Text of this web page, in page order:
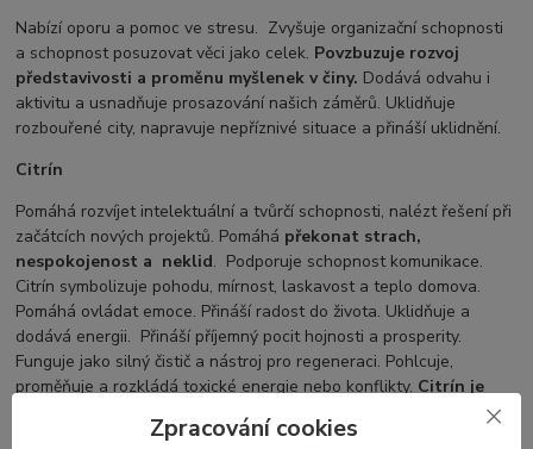
Nabízí oporu a pomoc ve stresu. Zvyšuje organizační schopnosti
a schopnost posuzovat věci jako celek. Povzbuzuje rozvoj
představivosti a proměnu myšlenek v činy. Dodává odvahu i
aktivitu a usnadňuje prosazování našich záměrů. Uklidňuje
rozbouřené city, napravuje nepříznivé situace a přináší uklidnění.
Citrín
Pomáhá rozvíjet intelektuální a tvůrčí schopnosti, nalézt řešení při
začátcích nových projektů. Pomáhá překonat strach,
nespokojenost a neklid. Podporuje schopnost komunikace.
Citrín symbolizuje pohodu, mírnost, laskavost a teplo domova.
Pomáhá ovládat emoce. Přináší radost do života. Uklidňuje a
dodává energii. Přináší příjemný pocit hojnosti a prosperity.
Funguje jako silný čistič a nástroj pro regeneraci. Pohlcuje,
proměňuje a rozkládá toxické energie nebo konflikty. Citrín je
jako slunce jehož paprsky nás zahřejí, povzbudí, uklidní a
Zpracování cookies